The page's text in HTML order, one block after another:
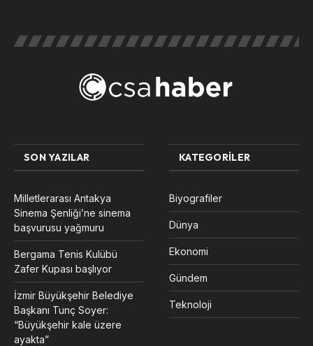
SON YAZILAR
Milletlerarası Antakya
Sinema Şenliği’ne sinema
başvurusu yağmuru
Bergama Tenis Kulübü
Zafer Kupası başlıyor
İzmir Büyükşehir Belediye
Başkanı Tunç Soyer:
“Büyükşehir kale üzere
ayakta”
KATEGORILER
Biyografiler
Dünya
Ekonomi
Gündem
Teknoloji